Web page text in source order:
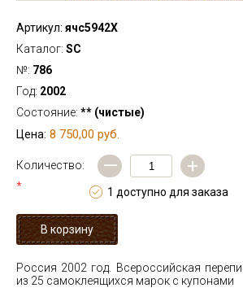
Артикул: ячс5942Х
Каталог: SC
№: 786
Год: 2002
Состояние: ** (чистые)
Цена: 8 750,00 руб.
Количество:
*
— +
1 доступно для заказа
Россия 2002 год. Всероссийская
из 25 самоклеящихся марок с купонами